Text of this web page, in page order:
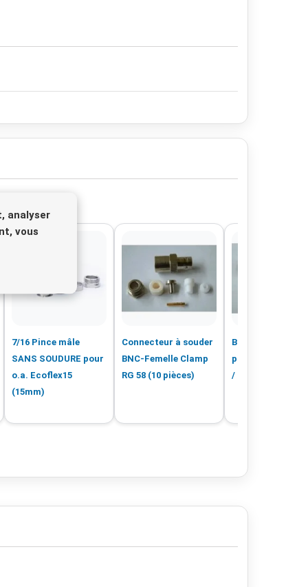
analyser
vous
7/16 Pince mâle
SANS SOUDURE pour
o.a. Ecoflex15
(15mm)
Connecteur à souder
BNC-Femelle Clamp
RG 58 (10 pièces)
BNC-Mâle à
pour LMR400 /
/ CLF400 (10